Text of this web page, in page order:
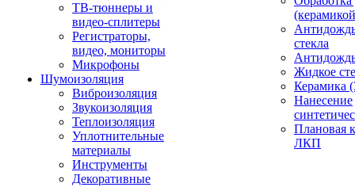
ТВ-тюннеры и
видео-сплитеры
Регистраторы,
видео, мониторы
Микрофоны
Шумоизоляция
Виброизоляция
Звукоизоляция
Теплоизоляция
Уплотнительные
материалы
Инструменты
Декоративные
стекла
Жидкое
Керамика
Нанесение
Плановая
ЛКП